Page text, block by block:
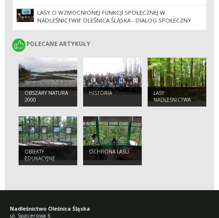
LASY O WZMOCNIONEJ FUNKCJI SPOŁECZNEJ W
NADLEŚNICTWIE OLEŚNICA ŚLĄSKA - DIALOG SPOŁECZNY
POLECANE ARTYKUŁY
POLECANE ARTYKUŁY
OBSZARY NATURA
2000
HISTORIA
LASY
NADLEŚNICTWA
OBIEKTY
EDUKACYJNE
OCHRONA LASU
Nadleśnictwo Oleśnica Śląska
ul. Spacerowa 6